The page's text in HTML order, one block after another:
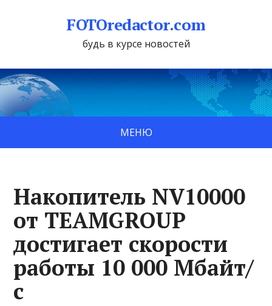
FOTOredactor.com
будь в курсе новостей
МЕНЮ
Накопитель NV10000
от TEAMGROUP
достигает скорости
работы 10 000 Мбайт/
с